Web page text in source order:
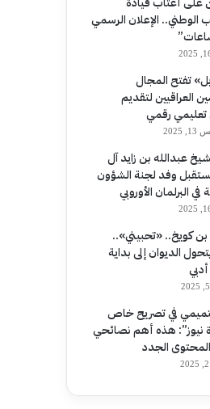
الوطني.. الإعلان الرسمي
تفتح المجال
العراقيين لتقديم
رقمي
عبدالله بن زايد آل
وفد لجنة الشؤون
في البرلمان الأوروبي
كويخ.. «تحبيني»..
الديوان إلى بداية
في تصريح خاص
نيوز”: هذه أهم نصائحي
الجدد